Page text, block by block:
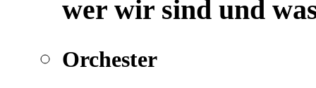
wer wir sind und
Orchester